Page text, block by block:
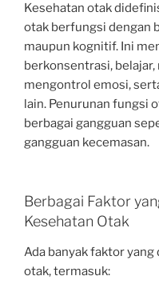
Kesehatan otak
otak berfungsi dengan
maupun kognitif. Ini
berkonsentrasi,
mengontrol emosi,
lain. Penurunan fungsi
berbagai gangguan
gangguan kecemasan.
Berbagai Faktor
Kesehatan Otak
Ada banyak faktor
otak, termasuk: